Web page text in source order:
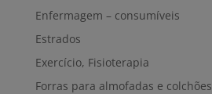
Enfermagem – consumíveis
Estrados
Exercício, Fisioterapia
Forras para almofadas e colchões